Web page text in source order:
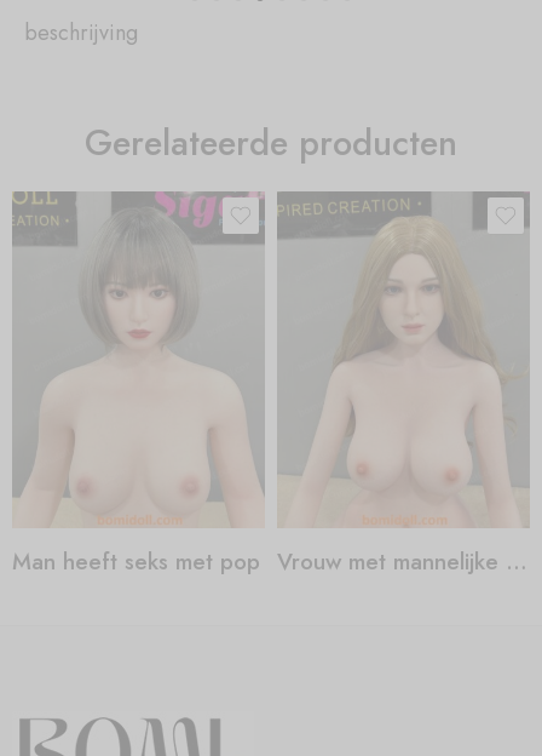
beschrijving
Gerelateerde producten
Man heeft seks met pop Vrouw met mannelijke sekspop